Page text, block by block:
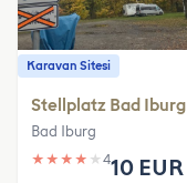
Karavan Sitesi
Stellplatz Bad Iburg
Bad Iburg
★ ★ ★ ★ ★ 410 EUR